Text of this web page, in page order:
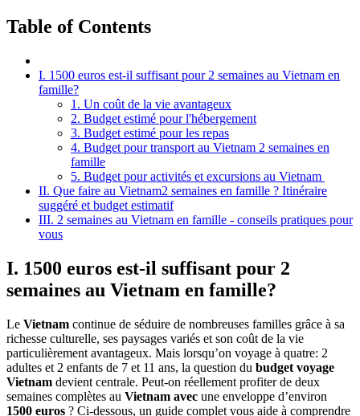
Table of Contents
I. 1500 euros est-il suffisant pour 2 semaines au Vietnam en
famille?
1. Un coût de la vie avantageux
2. Budget estimé pour l'hébergement
3. Budget estimé pour les repas
4. Budget pour transport au Vietnam 2 semaines en
famille
5. Budget pour activités et excursions au Vietnam
II. Que faire au Vietnam2 semaines en famille ? Itinéraire
suggéré et budget estimatif
III. 2 semaines au Vietnam en famille - conseils pratiques pour
vous
I. 1500 euros est-il suffisant pour 2
semaines au Vietnam en famille?
Le Vietnam continue de séduire de nombreuses familles grâce à sa
richesse culturelle, ses paysages variés et son coût de la vie
particulièrement avantageux. Mais lorsqu’on voyage à quatre: 2
adultes et 2 enfants de 7 et 11 ans, la question du budget voyage
Vietnam devient centrale. Peut-on réellement profiter de deux
semaines complètes au Vietnam avec une enveloppe d’environ
1500 euros ? Ci-dessous, un guide complet vous aide à comprendre